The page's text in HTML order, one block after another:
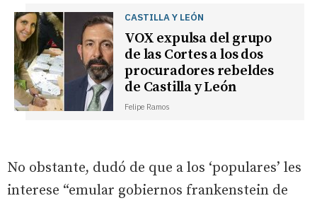
CASTILLA Y LEÓN
VOX expulsa del grupo
de las Cortes a los dos
procuradores rebeldes
de Castilla y León
Felipe Ramos
No obstante, dudó de que a los ‘populares’ les
interese “emular gobiernos frankenstein de